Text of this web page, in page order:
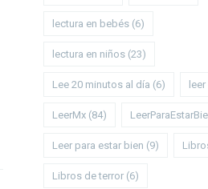
lectura en bebés (6)
lectura en niños (23)
Lee 20 minutos al día (6) leer
LeerMx (84)
Leer para estar bien (9)
Libros de terror (6)